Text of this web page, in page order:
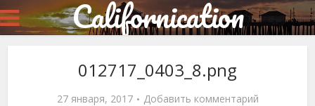
Californication
012717_0403_8.png
27 января, 2017 Добавить комментарий